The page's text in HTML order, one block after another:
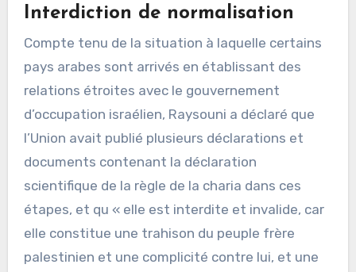
Interdiction de normalisation
Compte tenu de la situation à laquelle certains
pays arabes sont arrivés en établissant des
relations étroites avec le gouvernement
d’occupation israélien, Raysouni a déclaré que
l’Union avait publié plusieurs déclarations et
documents contenant la déclaration
scientifique de la règle de la charia dans ces
étapes, et qu « elle est interdite et invalide, car
elle constitue une trahison du peuple frère
palestinien et une complicité contre lui, et une